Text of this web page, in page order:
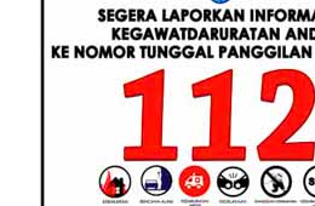
Penjelasan
Ilmiahnya
Augmented
Reality